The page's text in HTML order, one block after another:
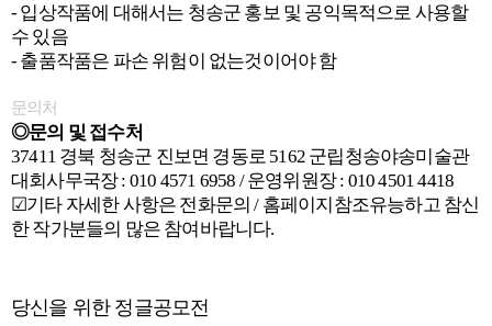
- 입상작품에 대해서는 청송군 홍보 및 공익목적으로 사용할
수 있음
- 출품작품은 파손 위험이 없는것이어야 함
문의처
◎문의 및 접수처
37411 경북 청송군 진보면 경동로 5162 군립청송야송미술관
대회사무국장 : 010 4571 6958 / 운영위원장 : 010 4501 4418
☑기타 자세한 사항은 전화문의 / 홈페이지참조유능하고 참신
한 작가분들의 많은 참여바랍니다.
당신을 위한 정글공모전